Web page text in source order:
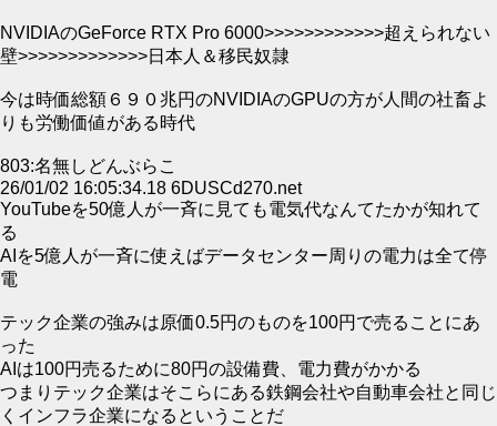
NVIDIAのGeForce RTX Pro 6000>>>>>>>>>>>>超えられない
壁>>>>>>>>>>>>>日本人＆移民奴隷
今は時価総額６９０兆円のNVIDIAのGPUの方が人間の社畜よ
りも労働価値がある時代
803:名無しどんぶらこ
26/01/02 16:05:34.18 6DUSCd270.net
YouTubeを50億人が一斉に見ても電気代なんてたかが知れて
る
AIを5億人が一斉に使えばデータセンター周りの電力は全て停
電
テック企業の強みは原価0.5円のものを100円で売ることにあ
った
AIは100円売るために80円の設備費、電力費がかかる
つまりテック企業はそこらにある鉄鋼会社や自動車会社と同じ
くインフラ企業になるということだ